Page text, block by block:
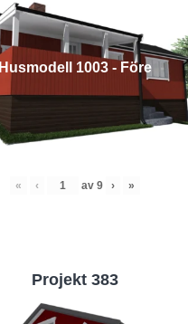
Husmodell 1003 - Före
« ‹ av 9 › »
Projekt 383